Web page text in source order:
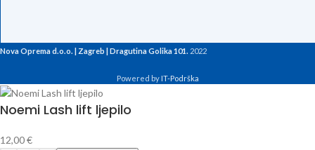
Nova Oprema d.o.o. | Zagreb | Dragutina Golika 101. 2022
Powered byIT-Podrška
Noemi Lash lift ljepilo
12,00€